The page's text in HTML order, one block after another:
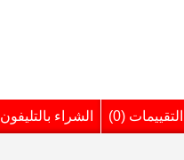
التقييمات (0) الشراء بالتليفون